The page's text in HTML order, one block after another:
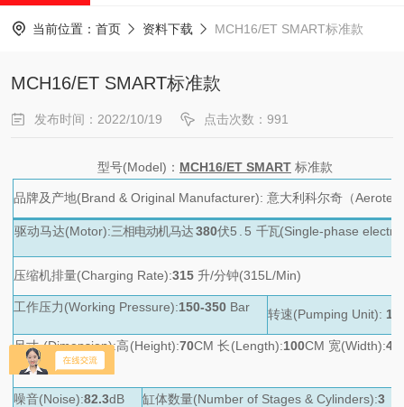
当前位置： 首页 资料下载 MCH16/ET SMART标准款
MCH16/ET SMART标准款
发布时间：2022/10/19 点击次数：991
型号(Model) ： MCH16/ET SMART 标准款
品牌及产地(Brand & Original Manufacturer):意大利科尔奇（
驱动马达(Motor):三相电动机马达380伏5.5 千瓦(Single‐phase
压缩机排量(Charging Rate):315 升/分钟(315L/Min)
工作压力(Working Pressure):150-350 Bar 转速(Pumping Unit):
尺寸 (Dimension):高(Height):70CM长(Length):100CM 宽(Width):46
KG
噪音(Noise):82.3dB 缸体数量(Number of Stages & Cylinders):3